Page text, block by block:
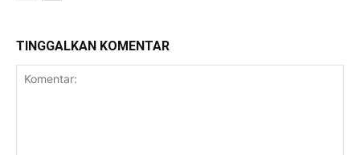
TINGGALKAN KOMENTAR